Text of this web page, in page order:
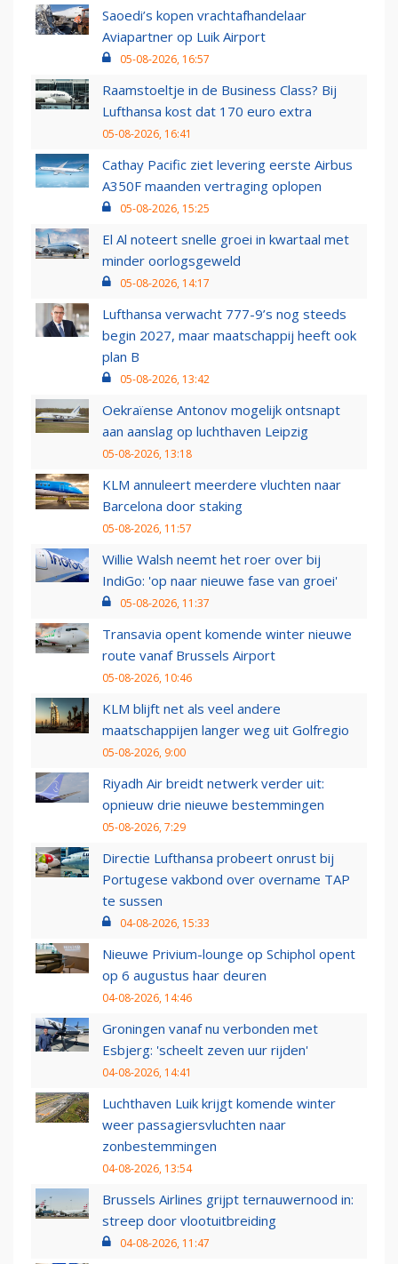
Saoedi’s kopen vrachtafhandelaar
Aviapartner op Luik Airport
05-08-2026, 16:57
Raamstoeltje in de Business Class? Bij
Lufthansa kost dat 170 euro extra
05-08-2026, 16:41
Cathay Pacific ziet levering eerste Airbus
A350F maanden vertraging oplopen
05-08-2026, 15:25
El Al noteert snelle groei in kwartaal met
minder oorlogsgeweld
05-08-2026, 14:17
Lufthansa verwacht 777-9’s nog steeds
begin 2027, maar maatschappij heeft ook
plan B
05-08-2026, 13:42
Oekraïense Antonov mogelijk ontsnapt
aan aanslag op luchthaven Leipzig
05-08-2026, 13:18
KLM annuleert meerdere vluchten naar
Barcelona door staking
05-08-2026, 11:57
Willie Walsh neemt het roer over bij
IndiGo: 'op naar nieuwe fase van groei'
05-08-2026, 11:37
Transavia opent komende winter nieuwe
route vanaf Brussels Airport
05-08-2026, 10:46
KLM blijft net als veel andere
maatschappijen langer weg uit Golfregio
05-08-2026, 9:00
Riyadh Air breidt netwerk verder uit:
opnieuw drie nieuwe bestemmingen
05-08-2026, 7:29
Directie Lufthansa probeert onrust bij
Portugese vakbond over overname TAP
te sussen
04-08-2026, 15:33
Nieuwe Privium-lounge op Schiphol opent
op 6 augustus haar deuren
04-08-2026, 14:46
Groningen vanaf nu verbonden met
Esbjerg: 'scheelt zeven uur rijden'
04-08-2026, 14:41
Luchthaven Luik krijgt komende winter
weer passagiersvluchten naar
zonbestemmingen
04-08-2026, 13:54
Brussels Airlines grijpt ternauwernood in:
streep door vlootuitbreiding
04-08-2026, 11:47